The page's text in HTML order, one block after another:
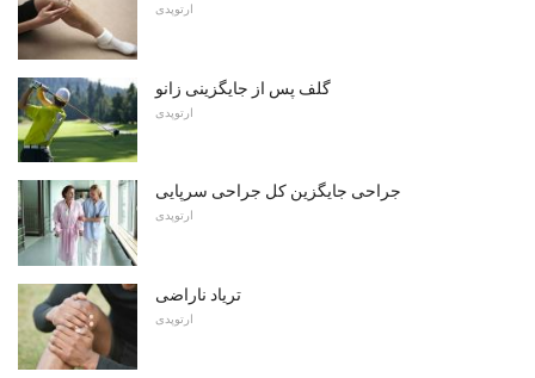
ارتوپدی
گلف پس از جایگزینی زانو
ارتوپدی
جراحی جایگزین کل جراحی سرپایی
ارتوپدی
تریاد ناراضی
ارتوپدی